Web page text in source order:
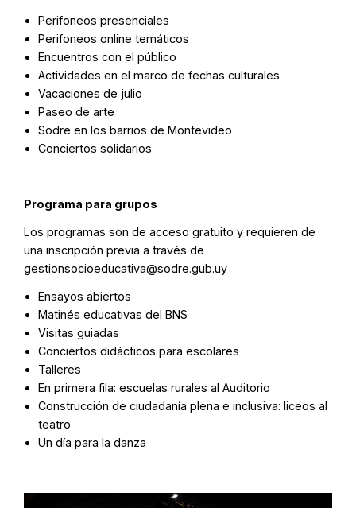
Perifoneos presenciales
Perifoneos online temáticos
Encuentros con el público
Actividades en el marco de fechas culturales
Vacaciones de julio
Paseo de arte
Sodre en los barrios de Montevideo
Conciertos solidarios
Programa para grupos
Los programas son de acceso gratuito y requieren de
una inscripción previa a través de
gestionsocioeducativa@sodre.gub.uy
Ensayos abiertos
Matinés educativas del BNS
Visitas guiadas
Conciertos didácticos para escolares
Talleres
En primera fila: escuelas rurales al Auditorio
Construcción de ciudadanía plena e inclusiva: liceos al
teatro
Un día para la danza